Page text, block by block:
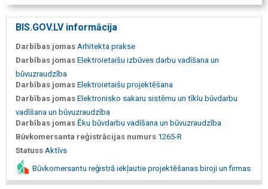
BIS.GOV.LV informācija
Darbības jomas Arhitekta prakse
Darbības jomas Elektroietaišu izbūves darbu vadīšana un
būvuzraudzība
Darbības jomas Elektroietaišu projektēšana
Darbības jomas Elektronisko sakaru sistēmu un tīklu būvdarbu
vadīšana un būvuzraudzība
Darbības jomas Ēku būvdarbu vadīšana un būvuzraudzība
Būvkomersanta reģistrācijas numurs 1265-R
Statuss Aktīvs
Būvkomersantu reģistrā iekļautie projektēšanas biroji un firmas